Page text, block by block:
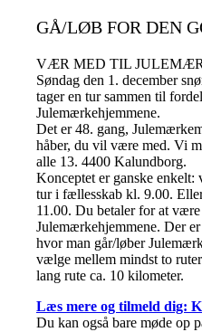
GÅ/LØB FOR DEN
VÆR MED TIL
Søndag den 1. december
tager en tur sammen til
Julemærkehjemmene.
Det er 48. gang,
håber, du vil være med. Vi
alle 13. 4400 Kalundborg.
Konceptet er ganske enkelt:
tur i fællesskab kl. 9.00.
11.00. Du betaler for at
Julemærkehjemmene. Der
hvor man går/løber
vælge mellem mindst to
lang rute ca. 10 kilometer.
Læs mere og tilmeld dig:
Du kan også bare møde op